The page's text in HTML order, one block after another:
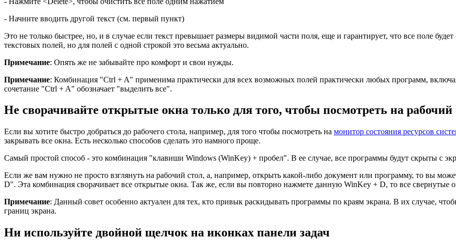
- Начните вводить другой текст (см. первый пункт)
Это не только быстрее, но, и в случае если текст превышает размеры видимой части поля, еще и гарантирует, что все поле
текстовых полей, но для полей с одной строкой это весьма актуально.
Примечание: Опять же не забывайте про комфорт и свои нужды.
Примечание: Комбинация "Ctrl + A" применима практически для всех возможных полей практически любых программ,
сочетание "Ctrl + A" обозначает "выделить все".
Не сворачивайте открытые окна только для того, чтобы посмотреть на рабочий
Если вы хотите быстро добраться до рабочего стола, например, для того чтобы посмотреть на монитор состояния ресурсов
закрывать все окна. Есть несколько способов сделать это намного проще.
Самый простой способ - это комбинация "клавиши Windows (WinKey) + пробел". В ее случае, все программы будут скрыты с
Если же вам нужно не просто взглянуть на рабочий стол, а, например, открыть какой-либо документ или программу, то вы
D". Эта комбинация сворачивает все открытые окна. Так же, если вы повторно нажмете данную WinKey + D, то все свернутые
Примечание: Данный совет особенно актуален для тех, кто привык раскидывать программы по краям экрана. В их случае,
границ экрана.
Ни используйте двойной щелчок на иконках панели задач